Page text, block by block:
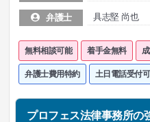
弁護士 具志堅 尚也
無料相談可能 着手金無料
弁護士費用特約 土日電話受付
プロフェス法律事務所の